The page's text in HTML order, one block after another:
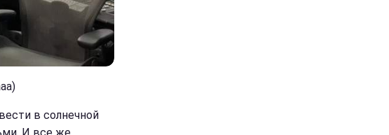
в солнечной